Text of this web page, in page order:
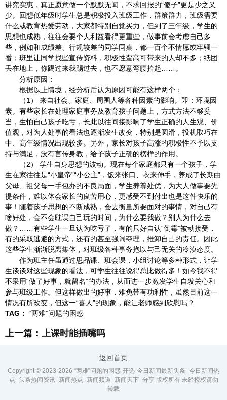
讲究实惠，真正愿意做一个默默无闻，不求回报的“傻子”更是少之又
少。回想低年级时学生总是积极投入班级工作，群策群力，班级需要
什么或教育热爱劳动，大家都特别自觉买力，但到了三年级，学生的
思想也成熟，往往会要个人利益看得更重些，做事前会考虑自己多
些，例如和成绩差、行规较差的同学同桌，都一百个不情愿或牢骚一
番；班里让同学找些宣传资料，积极性蛮高可带来的人却不多；纸团
丢在地上，你踢过来我踢过去，也不愿意弯腰拾起……。
分析原因：
根据以上情境，经分析后认为原因可能有这样两个：
（1） 来自社会、家庭、周围人等各种因素的影响。即：环境因
素。有些家长在处理家庭事务及教育孩子问题上，方式方法不够妥
当，生怕自己孩子吃亏，长此以往间接影响了学生正确的人生观、价
值观，对为人处事的看法也逐渐发生改变，特别是圆滑，投机取巧在
中、高年级情况出现较多。另外，家长对孩子高涨的积极性不予以支
持与满足，没有言传身教，给予孩子正确的榜样的作用。
（2） 学生自身思想的波动。现在每个家庭都只有一个孩子，学
生在家往往是“小皇帝”“小公主”，饭来张口、衣来伸手，养成了长期由
父母、祖父母一手包办的不良局面，学生养尊处优，为大人做事要先
提条件，难以体会家长的良苦用心，更感受不到付出也是这件快乐的
事！随着孩子思想的不断成熟，会去衡量所要面对的事情，对自己有
啥好处，会不会耽误自己玩的时间，为什么要我做？别人为什么去
做？……有些学生一旦认为吃亏了，有的只好自认“倒霉”被动接受，
有的采取逃避的方式，还有的甚至强词夺理，推卸自己的责任。因此
这些学生渐渐脱离集体，对班级各种事务抱以与己无关的冷漠态度。
作为班主任虽通过思品课、班会课，小组讨论等多种形式，让学
生谈谈对这些现象的看法，可学生往往说得总比做得多！如今我不得
不采用“做了好事，就留名”的办法，从而进一步激发学生自发关心和
参与班级工作。但这样做出的好事，难免带有功利性，虽然目前这一
情况有所改变，但这一“喜人”的现象，能让老师感到欣慰吗？
TAG： “两难”问题的困惑
上一篇： 上课时能插嘴吗
返回首页
Copyright © 2023-2026 “两难”问题的困惑-开选-今日新闻最新头条_今日新闻热
点_头条热闻资讯_新闻热点_新闻频道_新闻天下_分享 版权所有 未经授权请勿
转载